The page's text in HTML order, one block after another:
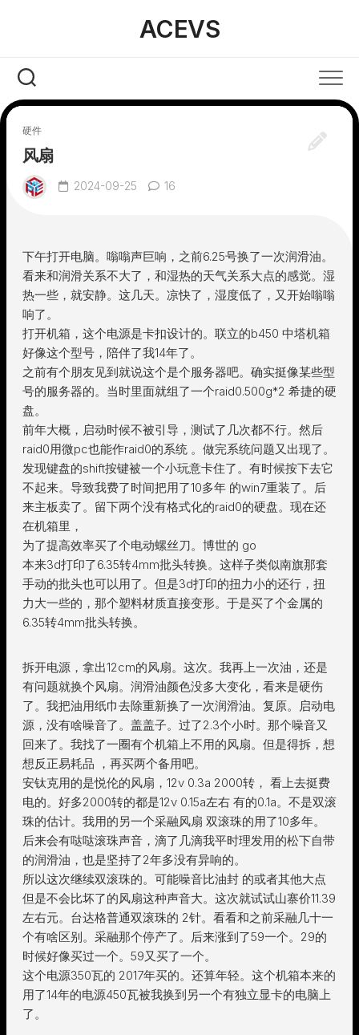
ACEVS
硬件
风扇
2024-09-25 16
下午打开电脑。嗡嗡声巨响，之前6.25号换了一次润滑油。
看来和润滑关系不大了，和湿热的天气关系大点的感觉。湿
热一些，就安静。这几天。凉快了，湿度低了，又开始嗡嗡
响了。
打开机箱，这个电源是卡扣设计的。联立的b450 中塔机箱
好像这个型号，陪伴了我14年了。
之前有个朋友见到就说这个是个服务器吧。确实挺像某些型
号的服务器的。当时里面就组了一个raid0.500g*2 希捷的硬
盘。
前年大概，启动时候不被引导，测试了几次都不行。然后
raid0用微pc也能作raid0的系统 。做完系统问题又出现了。
发现键盘的shift按键被一个小玩意卡住了。有时候按下去它
不起来。导致我费了时间把用了10多年 的win7重装了。后
来主板卖了。留下两个没有格式化的raid0的硬盘。现在还
在机箱里，
为了提高效率买了个电动螺丝刀。博世的 go
本来3d打印了6.35转4mm批头转换。这样子类似南旗那套
手动的批头也可以用了。但是3d打印的扭力小的还行，扭
力大一些的，那个塑料材质直接变形。于是买了个金属的
6.35转4mm批头转换。
拆开电源，拿出12cm的风扇。这次。我再上一次油，还是
有问题就换个风扇。润滑油颜色没多大变化，看来是硬伤
了。我把油用纸巾去除重新换了一次润滑油。复原。启动电
源，没有啥噪音了。盖盖子。过了2.3个小时。那个噪音又
回来了。我找了一圈有个机箱上不用的风扇。但是得拆，想
想反正易耗品 ，再买两个备用吧。
安钛克用的是悦伦的风扇，12v 0.3a 2000转， 看上去挺费
电的。好多2000转的都是12v 0.15a左右 有的0.1a。不是双滚
珠的估计。我用的另一个采融风扇 双滚珠的用了10多年。
后来会有哒哒滚珠声音，滴了几滴我平时理发用的松下自带
的润滑油，也是坚持了2年多没有异响的。
所以这次继续双滚珠的。可能噪音比油封 的或者其他大点
但是不会比坏了的风扇这种声音大。这次就试试山寨价11.39
左右元。台达格普通双滚珠的 2针。看看和之前采融几十一
个有啥区别。采融那个停产了。后来涨到了59一个。29的
时候好像买过一个。59又买了一个。
这个电源350瓦的 2017年买的。还算年轻。这个机箱本来的
用了14年的电源450瓦被我换到另一个有独立显卡的电脑上
了。